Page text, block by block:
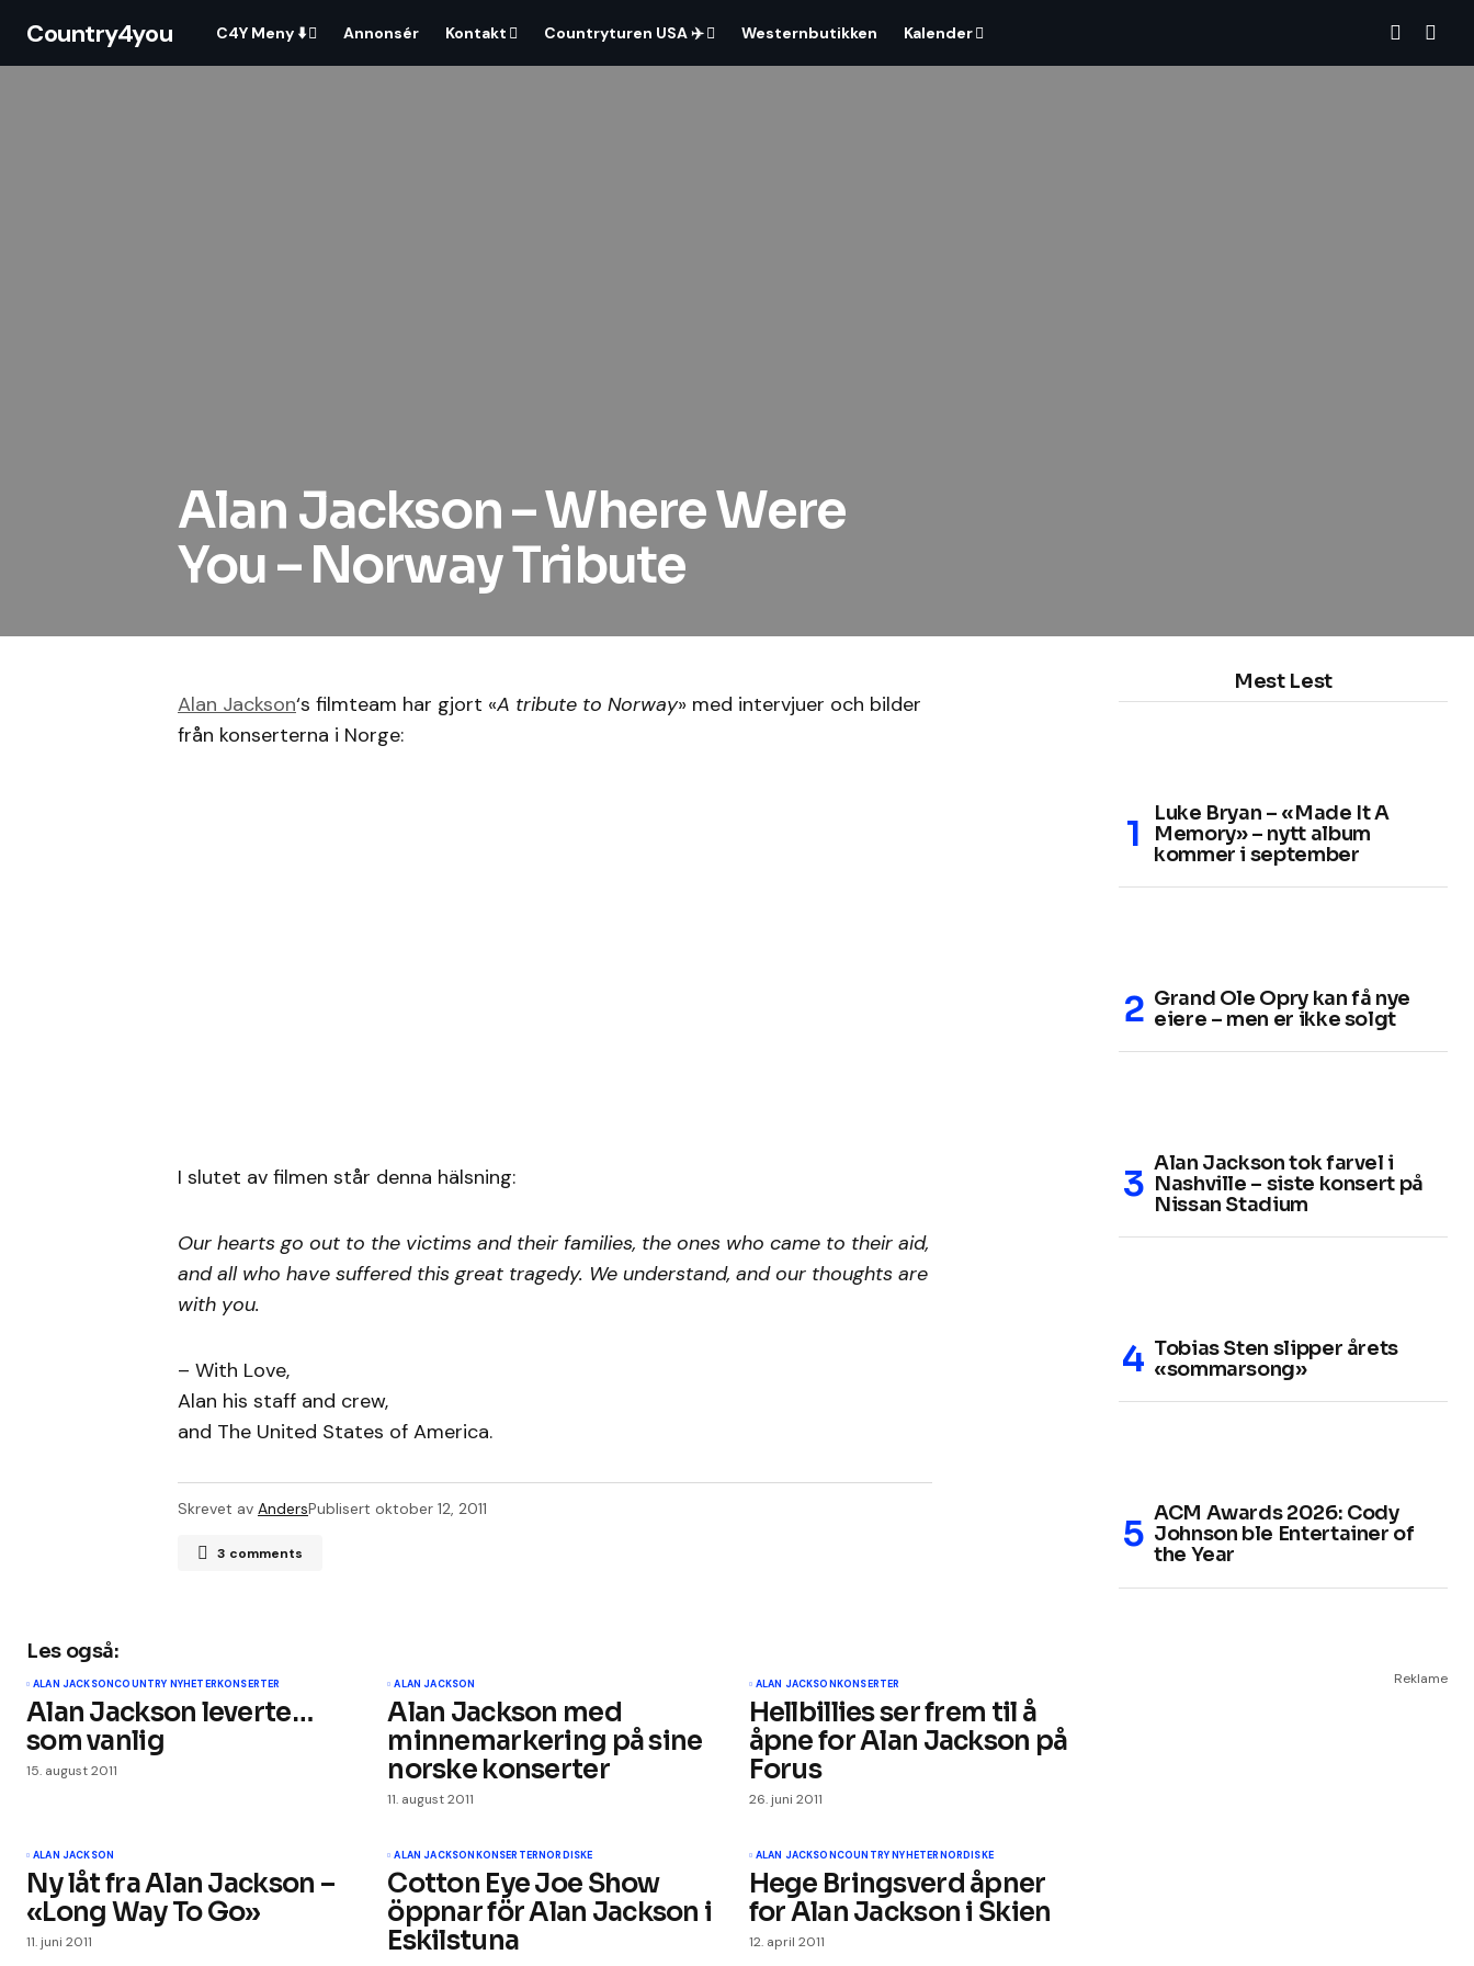
Country4you C4Y Meny ⬇️ Annonsér Kontakt Countryturen USA ✈️ Westernbutikken Kalender
Alan Jackson – Where Were
You – Norway Tribute
Alan Jackson‘s filmteam har gjort «A tribute to Norway» med intervjuer och bilder
från konserterna i Norge:
I slutet av filmen står denna hälsning:
Our hearts go out to the victims and their families, the ones who came to their aid,
and all who have suffered this great tragedy. We understand, and our thoughts are
with you.
– With Love,
Alan his staff and crew,
and The United States of America.
Skrevet av AndersPublisert oktober 12, 2011
3 comments
Simon Wada Klaris 23. oktober 2011, kl. 02:49
Fantastisk for Norge. Jeg kondolere.
Din e-postadresse vil ikke bli publisert. Obligatoriske felt er merket med *
Kommentar
Les også:
ALAN JACKSONCOUNTRY NYHETER KONSERTER
Alan Jackson leverte…
som vanlig
15. august 2011
ALAN JACKSON
Alan Jackson med
minnemarkering på sine
norske konserter
11. august 2011
ALAN JACKSON KONSERTER
Hellbillies ser frem til å
åpne for Alan Jackson på
Forus
26. juni 2011
ALAN JACKSON
Ny låt fra Alan Jackson –
«Long Way To Go»
11. juni 2011
ALAN JACKSON KONSERTER NORDISKE
Cotton Eye Joe Show
öppnar för Alan Jackson i
Eskilstuna
ALAN JACKSONCOUNTRY NYHETER NORDISKE
Hege Bringsverd åpner
for Alan Jackson i Skien
12. april 2011
Mest Lest
Luke Bryan – «Made It A
Memory» – nytt album
kommer i september
Grand Ole Opry kan få nye
eiere – men er ikke solgt
Alan Jackson tok farvel i
Nashville – siste konsert på
Nissan Stadium
Tobias Sten slipper årets
«sommarsong»
ACM Awards 2026: Cody
Johnson ble Entertainer of
the Year
Reklame